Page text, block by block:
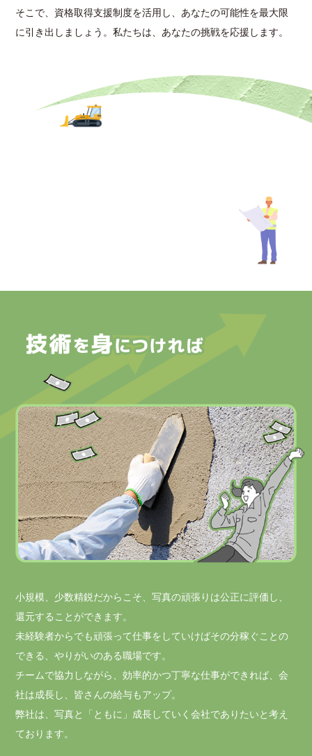
そこで、資格取得支援制度を活用し、あなたの可能性を最大限
に引き出しましょう。私たちは、あなたの挑戦を応援します。
小規模、少数精鋭だからこそ、写真の頑張りは公正に評価し、
還元することができます。
未経験者からでも頑張って仕事をしていけばその分稼ぐことの
できる、やりがいのある職場です。
チームで協力しながら、効率的かつ丁寧な仕事ができれば、会
社は成長し、皆さんの給与もアップ。
弊社は、写真と「ともに」成長していく会社でありたいと考え
ております。